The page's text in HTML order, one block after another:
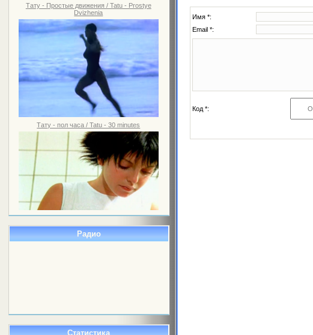
Тату - Простые движения / Tatu - Prostye
Dvizhenia
Тату - пол часа / Tatu - 30 minutes
Радио
Статистика
Имя *:
Email *:
Код *: